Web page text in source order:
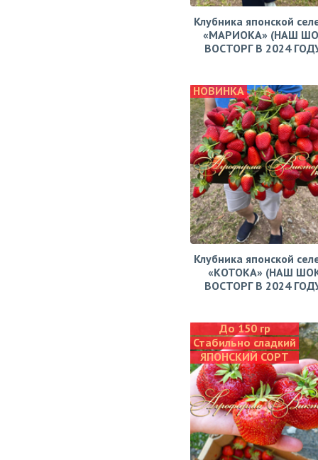
Клубника японской
«МАРИОКА» (НАШ
ВОСТОРГ В 2024
НОВИНКА
Клубника японской
«КОТОКА» (НАШ
ВОСТОРГ В 2024
До 150 гр
Стабильно сладкий
ЯПОНСКИЙ СОРТ